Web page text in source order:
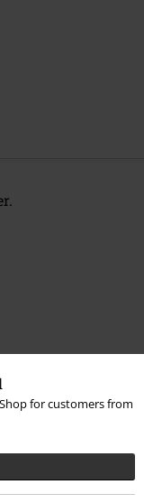
for customers from
15%